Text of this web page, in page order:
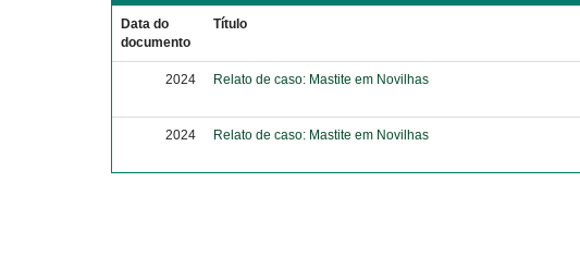
Data do
documento
Título
2024 Relato de caso: Mastite em Novilhas
2024 Relato de caso: Mastite em Novilhas